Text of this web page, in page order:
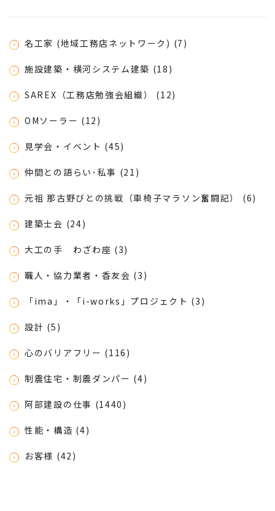
名工家 (地域工務店ネットワーク) (7)
施設建築・横河システム建築 (18)
SAREX（工務店勉強会組織） (12)
OMソーラー (12)
見学会・イベント (45)
仲間との語らい･私事 (21)
元祖 那古野びとの挑戦（車椅子マラソン奮闘記） (6)
建築士会 (24)
大工の手 わざわ座 (3)
職人・協力業者・香友会 (3)
「ima」・「i-works」プロジェクト (3)
設計 (5)
心のバリアフリー (116)
制震住宅・制震ダンパー (4)
阿部建設の仕事 (1440)
性能・構造 (4)
お客様 (42)